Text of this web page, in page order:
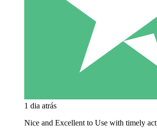
1 dia atrás
Nice and Excellent to Use with timely